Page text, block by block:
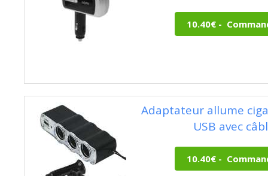
Adaptateur allume
USB avec